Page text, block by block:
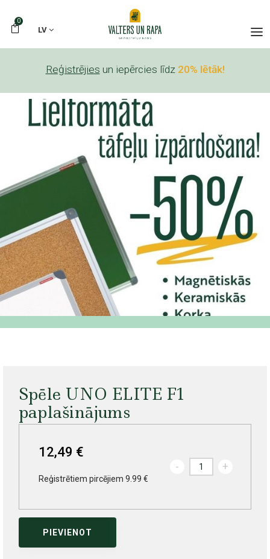
0
LV
Reģistrējies un iepērcies līdz 20% lētāk!
Spēle UNO ELITE F1
paplašinājums
12,49 €
Reģistrētiem pircējiem 9.99 €
- +
PIEVIENOT